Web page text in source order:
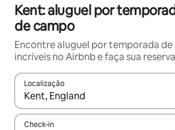
Kent: aluguel por
de campo
Encontre aluguel por temporada de
incríveis no Airbnb e faça sua reserva
Localização
Quando os resultados estiverem
Check-in